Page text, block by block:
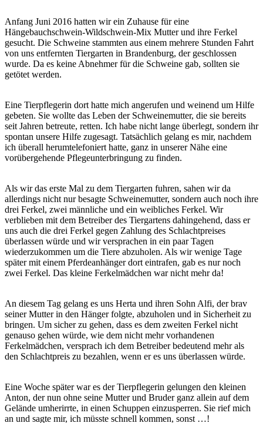
Anfang Juni 2016 hatten wir ein Zuhause für eine
Hängebauchschwein-Wildschwein-Mix Mutter und ihre Ferkel
gesucht. Die Schweine stammten aus einem mehrere Stunden Fahrt
von uns entfernten Tiergarten in Brandenburg, der geschlossen
wurde. Da es keine Abnehmer für die Schweine gab, sollten sie
getötet werden.
Eine Tierpflegerin dort hatte mich angerufen und weinend um Hilfe
gebeten. Sie wollte das Leben der Schweinemutter, die sie bereits
seit Jahren betreute, retten. Ich habe nicht lange überlegt, sondern ihr
spontan unsere Hilfe zugesagt. Tatsächlich gelang es mir, nachdem
ich überall herumtelefoniert hatte, ganz in unserer Nähe eine
vorübergehende Pflegeunterbringung zu finden.
Als wir das erste Mal zu dem Tiergarten fuhren, sahen wir da
allerdings nicht nur besagte Schweinemutter, sondern auch noch ihre
drei Ferkel, zwei männliche und ein weibliches Ferkel. Wir
verblieben mit dem Betreiber des Tiergartens dahingehend, dass er
uns auch die drei Ferkel gegen Zahlung des Schlachtpreises
überlassen würde und wir versprachen in ein paar Tagen
wiederzukommen um die Tiere abzuholen. Als wir wenige Tage
später mit einem Pferdeanhänger dort eintrafen, gab es nur noch
zwei Ferkel. Das kleine Ferkelmädchen war nicht mehr da!
An diesem Tag gelang es uns Herta und ihren Sohn Alfi, der brav
seiner Mutter in den Hänger folgte, abzuholen und in Sicherheit zu
bringen. Um sicher zu gehen, dass es dem zweiten Ferkel nicht
genauso gehen würde, wie dem nicht mehr vorhandenen
Ferkelmädchen, versprach ich dem Betreiber bedeutend mehr als
den Schlachtpreis zu bezahlen, wenn er es uns überlassen würde.
Eine Woche später war es der Tierpflegerin gelungen den kleinen
Anton, der nun ohne seine Mutter und Bruder ganz allein auf dem
Gelände umherirrte, in einen Schuppen einzusperren. Sie rief mich
an und sagte mir, ich müsste schnell kommen, sonst …!